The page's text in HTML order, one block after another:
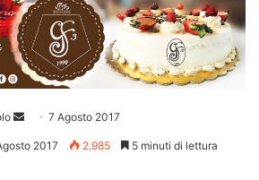
Invia 7 Agosto 2017
2017 2.985 5 minuti di lettura